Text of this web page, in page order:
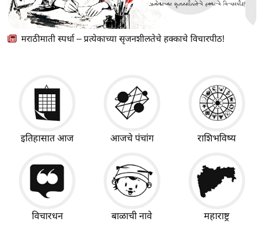
मराठीमाती स्पर्धा – प्रत्येकाच्या सृजनशीलतेचे हक्काचे विचारपीठ!
इतिहासात आज आजचे पंचांग राशिभविष्य
विचारधन बाळाची नावे महाराष्ट्र